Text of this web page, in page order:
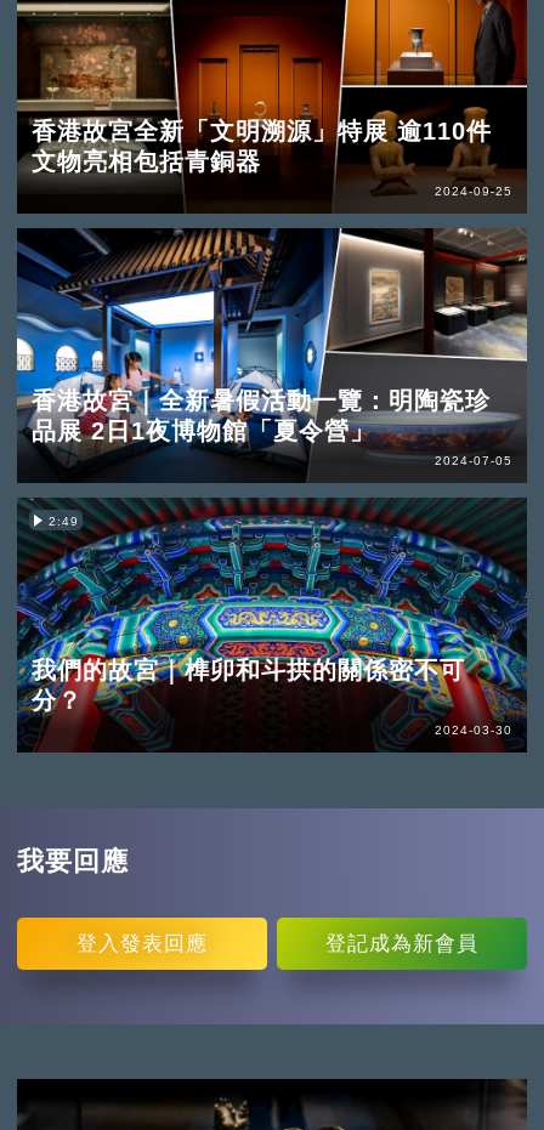
香港故宮全新「文明溯源」特展 逾110件
文物亮相包括青銅器
2024-09-25
香港故宮｜全新暑假活動一覽：明陶瓷珍
品展 2日1夜博物館「夏令營」
2024-07-05
2:49
我們的故宮｜榫卯和斗拱的關係密不可
分？
2024-03-30
我要回應
登入 發表回應 登記成為新會員